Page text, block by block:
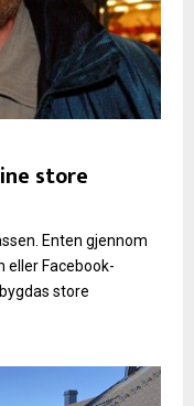
store
Enten gjennom
eller Facebook-
store